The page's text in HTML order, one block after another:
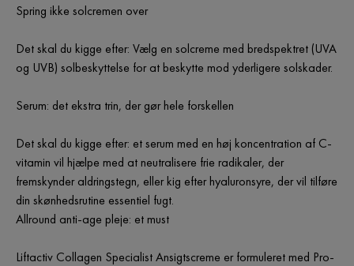
Spring ikke solcremen over
Det skal du kigge efter: Vælg en solcreme med bredspektret (UVA
og UVB) solbeskyttelse for at beskytte mod yderligere solskader.
Serum: det ekstra trin, der gør hele forskellen
Det skal du kigge efter: et serum med en høj koncentration af C-
vitamin vil hjælpe med at neutralisere frie radikaler, der
fremskynder aldringstegn, eller kig efter hyaluronsyre, der vil tilføre
din skønhedsrutine essentiel fugt.
Allround anti-age pleje: et must
Liftactiv Collagen Specialist Ansigtscreme er formuleret med Pro-